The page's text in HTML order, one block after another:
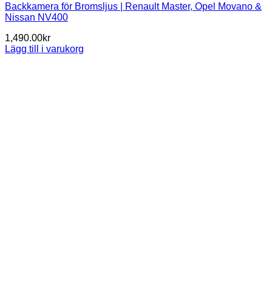
Backkamera för Bromsljus | Renault Master, Opel Movano &
Nissan NV400
1,490.00kr
Lägg till i varukorg